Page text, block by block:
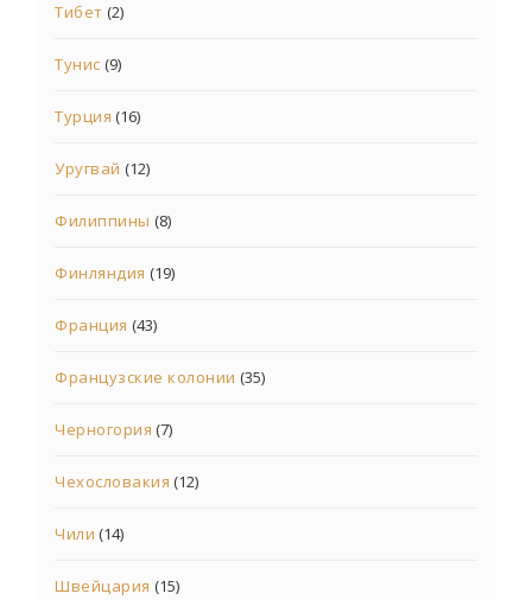
Тибет (2)
Тунис (9)
Турция (16)
Уругвай (12)
Филиппины (8)
Финляндия (19)
Франция (43)
Французские колонии (35)
Черногория (7)
Чехословакия (12)
Чили (14)
Швейцария (15)